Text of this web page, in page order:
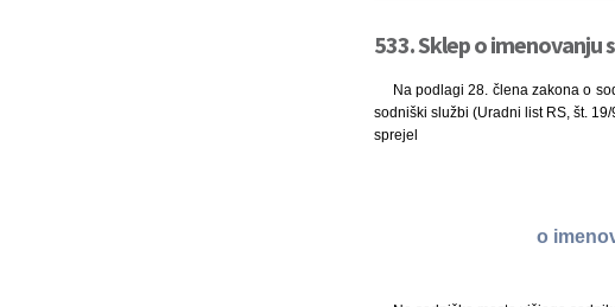
533. Sklep o imenovanju
Na podlagi 28. člena zakona o
sodniški službi (Uradni list RS, št.
sprejel
o